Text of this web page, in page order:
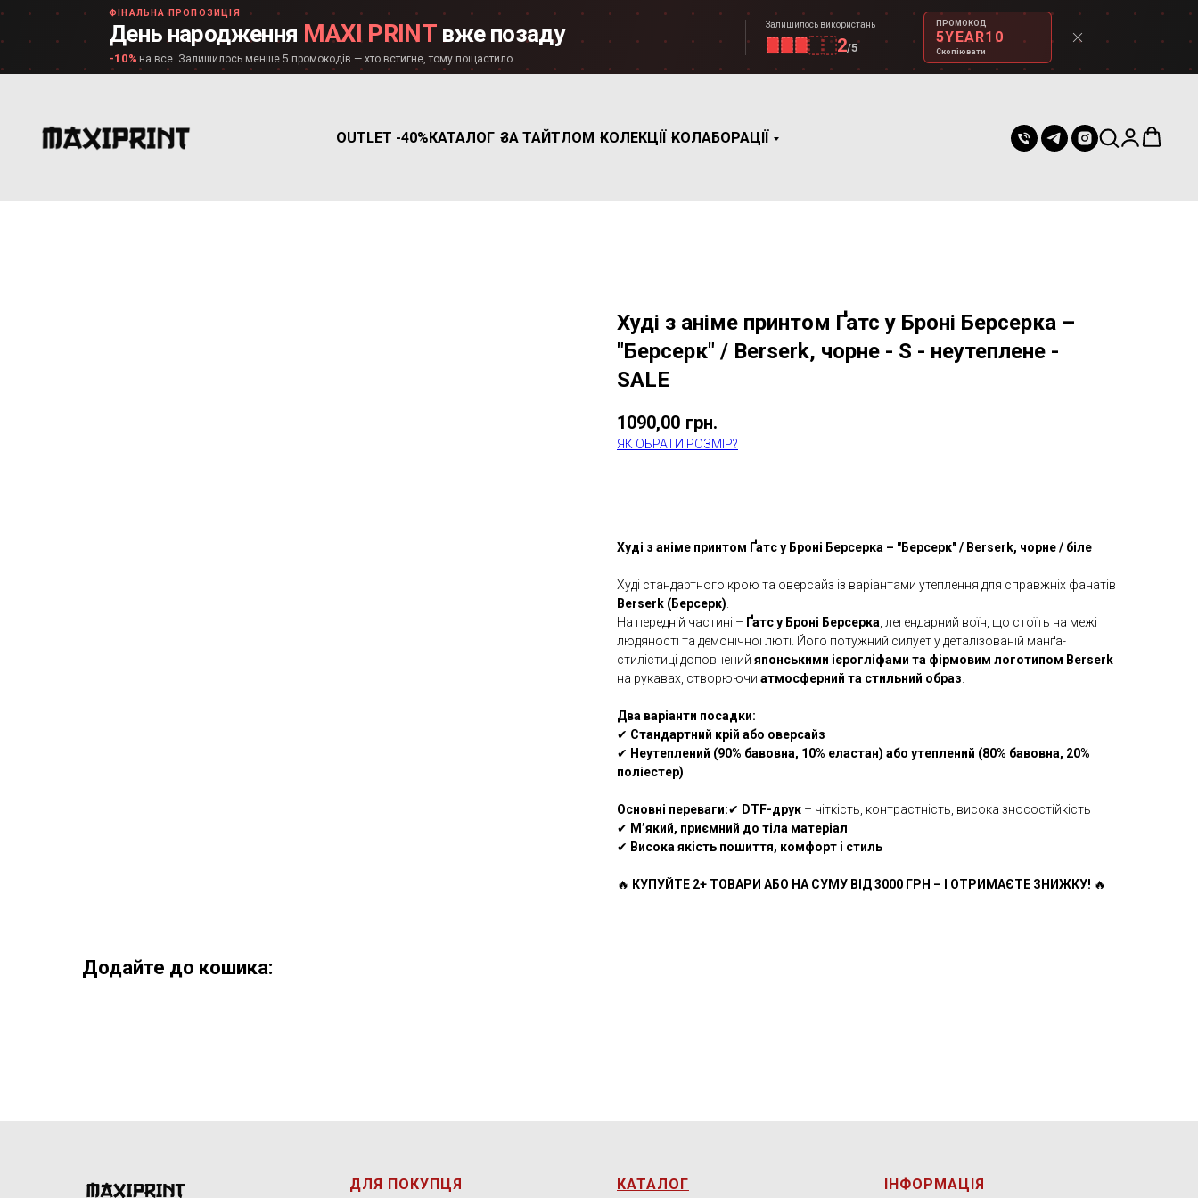
ФІНАЛЬНА ПРОПОЗИЦІЯ
День народження MAXI PRINT вже позаду
-10% на все. Залишилось менше 5 промокодів — хто встигне, тому пощастило.
Залишилось використань
2/5
ПРОМОКОД
5YEAR10
Скопіювати
OUTLET -40%КАТАЛОГ ЗА ТАЙТЛОМ КОЛЕКЦІЇ КОЛАБОРАЦІЇ
Худі з аніме принтом Ґатс у Броні Берсерка –
"Берсерк" / Berserk, чорне - S - неутеплене -
SALE
1090,00 грн.
ЯК ОБРАТИ РОЗМІР?
Худі з аніме принтом Ґатс у Броні Берсерка – "Берсерк" / Berserk, чорне / біле
Худі стандартного крою та оверсайз із варіантами утеплення для справжніх фанатів
Berserk (Берсерк).
На передній частині – Ґатс у Броні Берсерка, легендарний воїн, що стоїть на межі
людяності та демонічної люті. Його потужний силует у деталізованій манґа-
стилістиці доповнений японськими ієрогліфами та фірмовим логотипом Berserk
на рукавах, створюючи атмосферний та стильний образ.
Два варіанти посадки:
✔ Стандартний крій або оверсайз
✔ Неутеплений (90% бавовна, 10% еластан) або утеплений (80% бавовна, 20%
поліестер)
Основні переваги:✔ DTF-друк – чіткість, контрастність, висока зносостійкість
✔ М’який, приємний до тіла матеріал
✔ Висока якість пошиття, комфорт і стиль
🔥 КУПУЙТЕ 2+ ТОВАРИ АБО НА СУМУ ВІД 3000 ГРН – І ОТРИМАЄТЕ ЗНИЖКУ! 🔥
Додайте до кошика:
ДЛЯ ПОКУПЦЯ КАТАЛОГ ІНФОРМАЦІЯ